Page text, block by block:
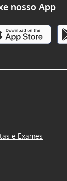
e Exames
nosso App